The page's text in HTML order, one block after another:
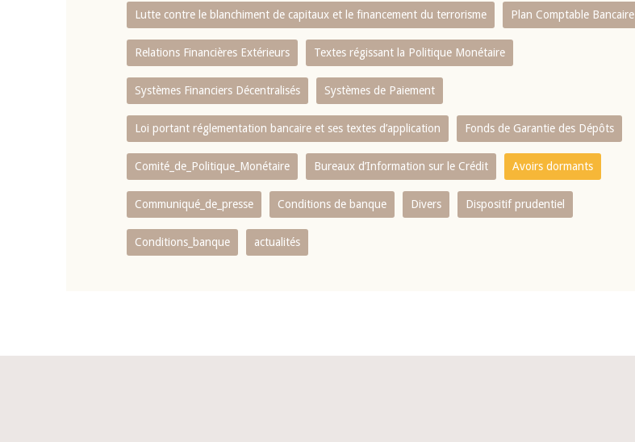
Lutte contre le blanchiment de capitaux et le financement du terrorisme Plan Comptable Bancaire
Relations Financières Extérieurs Textes régissant la Politique Monétaire
Systèmes Financiers Décentralisés Systèmes de Paiement
Loi portant réglementation bancaire et ses textes d’application Fonds de Garantie des Dépôts
Comité_de_Politique_Monétaire Bureaux d’Information sur le Crédit Avoirs dormants
Communiqué_de_presse Conditions de banque Divers Dispositif prudentiel
Conditions_banque actualités